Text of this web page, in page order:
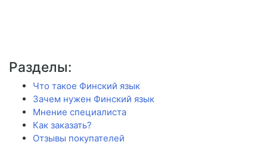
Разделы:
Что такое Финский язык
Зачем нужен Финский язык
Мнение специалиста
Как заказать?
Отзывы покупателей